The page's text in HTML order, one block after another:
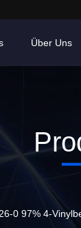
Über Uns
0 97% 4-